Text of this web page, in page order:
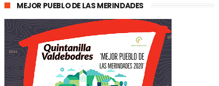
MEJOR PUEBLO DE LAS MERINDADES